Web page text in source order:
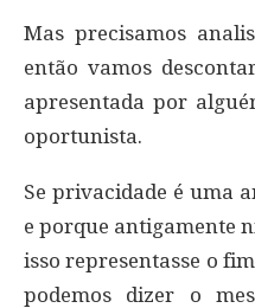
Mas precisamos
então vamos
apresentada por
oportunista.
Se privacidade é uma
e porque antigamente
isso representasse o
podemos dizer o